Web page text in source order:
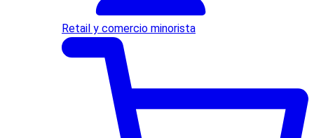
Retail y comercio minorista